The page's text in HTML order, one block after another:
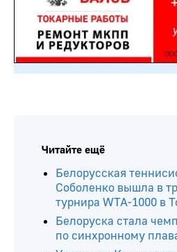
Читайте ещё
Белорусская
Соболенко вышла в
турнира WTA-1000 в
Белоруска стала
по синхронному